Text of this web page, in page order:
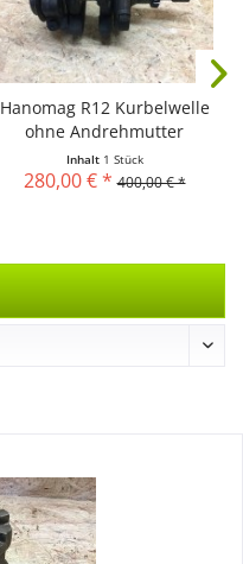
Hanomag R12 Kurbelwelle
ohne Andrehmutter
Inhalt 1 Stück
280,00 € * 400,00 € *